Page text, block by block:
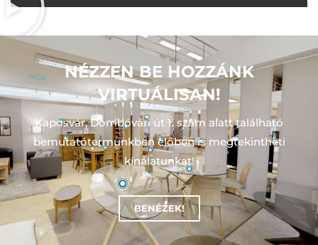
NÉZZEN BE HOZZÁNK
VIRTUÁLISAN!
Kaposvár, Dombóvári út 1. szám alatt található
bemutatótermünkben előben is megtekintheti
kínálatunkat!
BENÉZEK!